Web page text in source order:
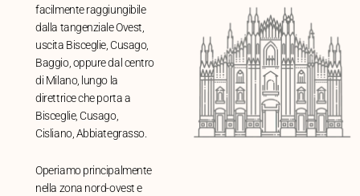
facilmente raggiungibile
dalla tangenziale Ovest,
uscita Bisceglie, Cusago,
Baggio, oppure dal centro
di Milano, lungo la
direttrice che porta a
Bisceglie, Cusago,
Cisliano, Abbiategrasso.
Operiamo principalmente
nella zona nord-ovest e